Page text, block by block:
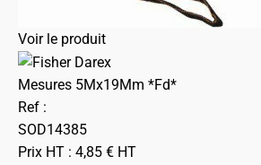
Voir le produit
Mesures 5Mx19Mm *Fd*
Ref :
SOD14385
Prix HT : 4,85 € HT